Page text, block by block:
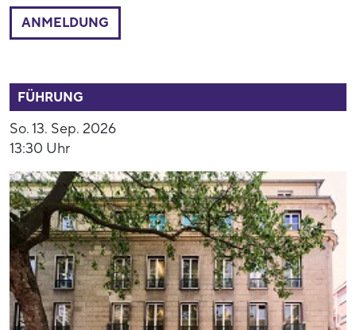
ANMELDUNG
FÜHRUNG
So. 13. Sep. 2026
13:30 Uhr